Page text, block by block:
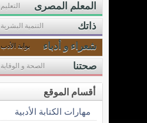
المعلم المصرى التعليم
ذاتك التنمية البشرية
شعراء و أدباء بوابة الأدب
صحتنا الصحة و الوقاية
أقسام الموقع
مهارات الكتابة الأدبية